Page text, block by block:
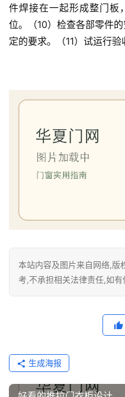
卧
室
门
铸
门
门
套
安
装
维
件焊接在一起形成整门板
位。（10）检查各部零件
定的要求。（11）试运行验
本站内容及图片来自网络,版
考,不承担相关法律责任,如
生成海报